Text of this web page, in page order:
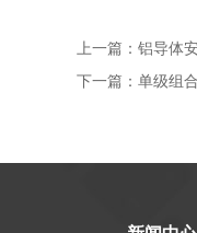
上一篇： 铝导体
下一篇： 单级组